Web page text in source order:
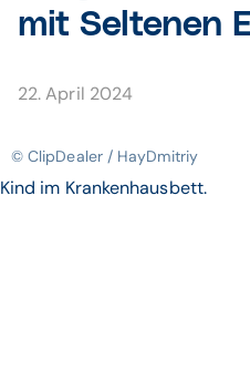
mit Seltenen
22. April 2024
© ClipDealer / HayDmitriy
Kind im Krankenhausbett.